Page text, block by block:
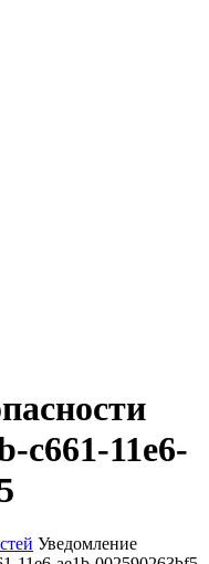
c661-11e6-
Уведомление